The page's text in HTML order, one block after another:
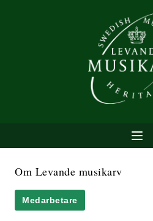
Om Levande musikarv
Medarbetare